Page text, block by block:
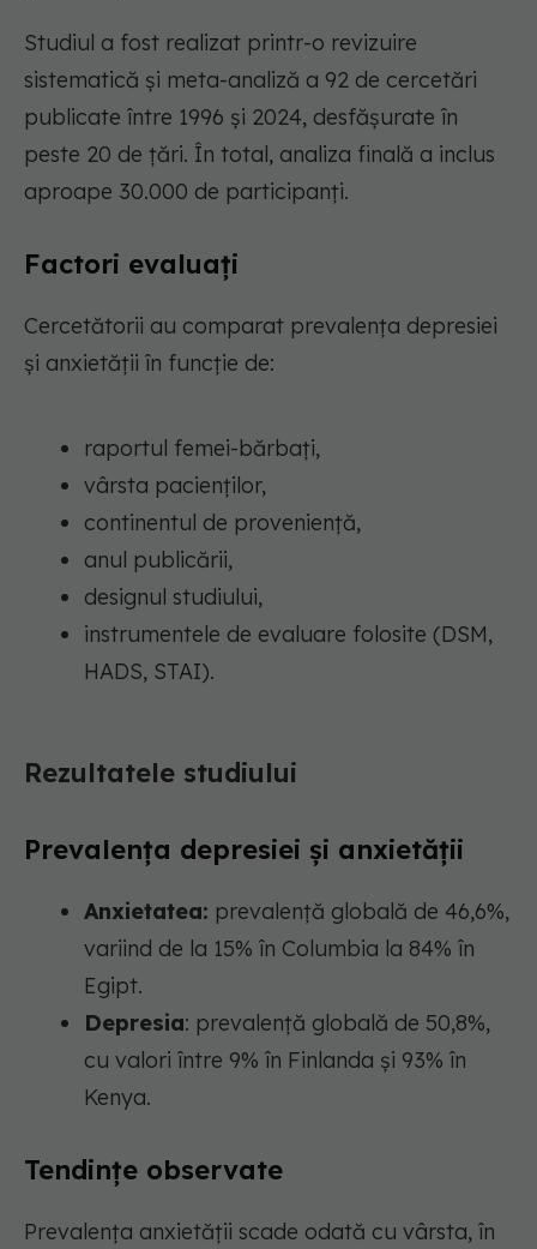
Studiul a fost realizat printr-o revizuire
sistematică și meta-analiză a 92 de cercetări
publicate între 1996 și 2024, desfășurate în
peste 20 de țări. În total, analiza finală a inclus
aproape 30.000 de participanți.
Factori evaluați
Cercetătorii au comparat prevalența depresiei
și anxietății în funcție de:
raportul femei-bărbați,
vârsta pacienților,
continentul de proveniență,
anul publicării,
designul studiului,
instrumentele de evaluare folosite (DSM,
HADS, STAI).
Rezultatele studiului
Prevalența depresiei și anxietății
Anxietatea: prevalență globală de 46,6%,
variind de la 15% în Columbia la 84% în
Egipt.
Depresia: prevalență globală de 50,8%,
cu valori între 9% în Finlanda și 93% în
Kenya.
Tendințe observate
Prevalența anxietății scade odată cu vârsta, în